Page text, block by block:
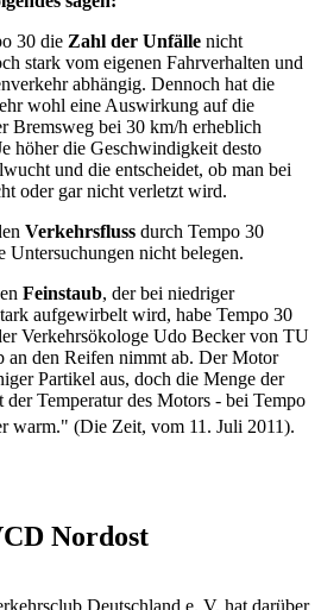
30 die Zahl der Unfälle nicht
stark vom eigenen Fahrverhalten und
abhängig. Dennoch hat die
wohl eine Auswirkung auf die
Bremsweg bei 30 km/h erheblich
höher die Geschwindigkeit desto
und die entscheidet, ob man bei
oder gar nicht verletzt wird.
Verkehrsfluss durch Tempo 30
Untersuchungen nicht belegen.
Feinstaub, der bei niedriger
aufgewirbelt wird, habe Tempo 30
Verkehrsökologe Udo Becker von TU
den Reifen nimmt ab. Der Motor
Partikel aus, doch die Menge der
der Temperatur des Motors - bei Tempo
warm." (Die Zeit, vom 11. Juli 2011).
Nordost
Deutschland e. V. hat darüber